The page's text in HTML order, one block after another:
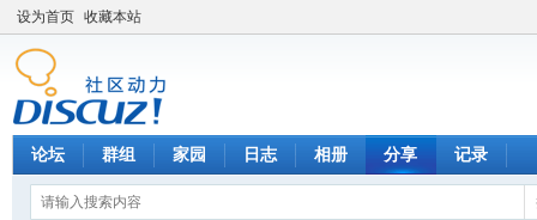
设为首页 收藏本站
论坛 群组 家园 日志 相册 分享 记录